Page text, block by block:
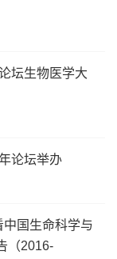
坛生物医学大
论坛举办
中国生命科学与
（2016-